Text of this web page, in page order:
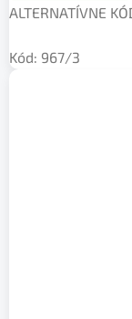
ALTERNATÍVNE
Kód: 967/3